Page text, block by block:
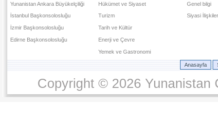
Yunanistan Ankara Büyükelçiliği
İstanbul Başkonsolosluğu
İzmir Başkonsolosluğu
Edirne Başkonsolosluğu
Hükümet ve Siyaset
Turizm
Tarih ve Kültür
Enerji ve Çevre
Yemek ve Gastronomi
Genel bilgi
Siyasi İlişkiler
Anasayfa
Copyright © 2026 Yunanistan